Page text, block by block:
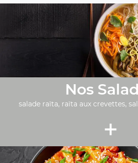
Nos
salade raïta, raïta aux crevettes,
+